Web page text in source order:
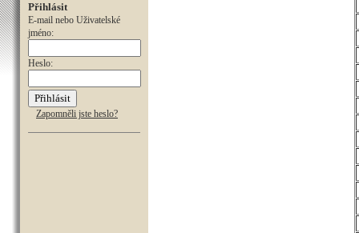
Přihlásit
E-mail nebo Uživatelské
jméno:
Heslo:
Zapomněli jste heslo?